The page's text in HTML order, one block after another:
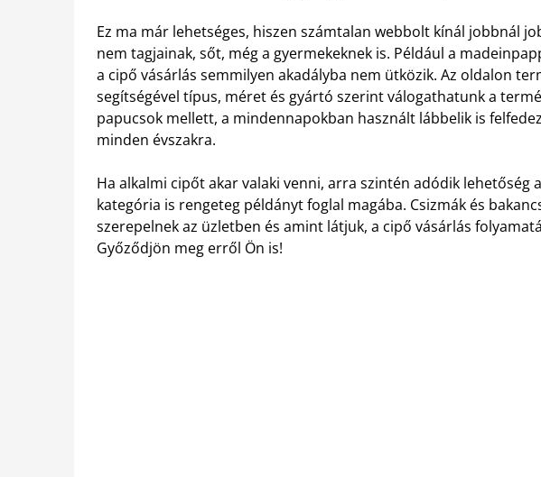
Ez ma már lehetséges, hiszen számtalan webbolt kínál jobbnál
nem tagjainak, sőt, még a gyermekeknek is. Például a
a cipő vásárlás semmilyen akadályba nem ütközik. Az oldalon
segítségével típus, méret és gyártó szerint válogathatunk a
papucsok mellett, a mindennapokban használt lábbelik is
minden évszakra.
Ha alkalmi cipőt akar valaki venni, arra szintén adódik lehetőség
kategória is rengeteg példányt foglal magába. Csizmák és
szerepelnek az üzletben és amint látjuk, a cipő vásárlás
Győződjön meg erről Ön is!